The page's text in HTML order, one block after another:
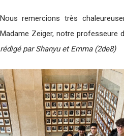
Nous remercions très
Madame Zeiger, notre professeure
rédigé par Shanyu et Emma (2de8)